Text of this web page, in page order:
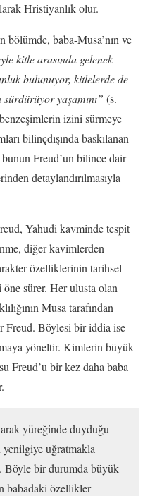
Hristiyanlık olur.
bölümde, baba-Musa’nın ve
kitle arasında gelenek
bulunuyor, kitlelerde de
yaşamını” (s.
izini sürmeye
bilinçdışında baskılanan
Freud’un bilince dair
detaylandırılmasıyla
Yahudi kavminde tespit
diğer kavimlerden
özelliklerinin tarihsel
sürer. Her ulusta olan
Musa tarafından
Freud. Böylesi bir iddia ise
yöneltir. Kimlerin büyük
Freud’u bir kez daha baba
yüreğinde duyduğu
yenilgiye uğratmakla
Böyle bir durumda büyük
babadaki özellikler